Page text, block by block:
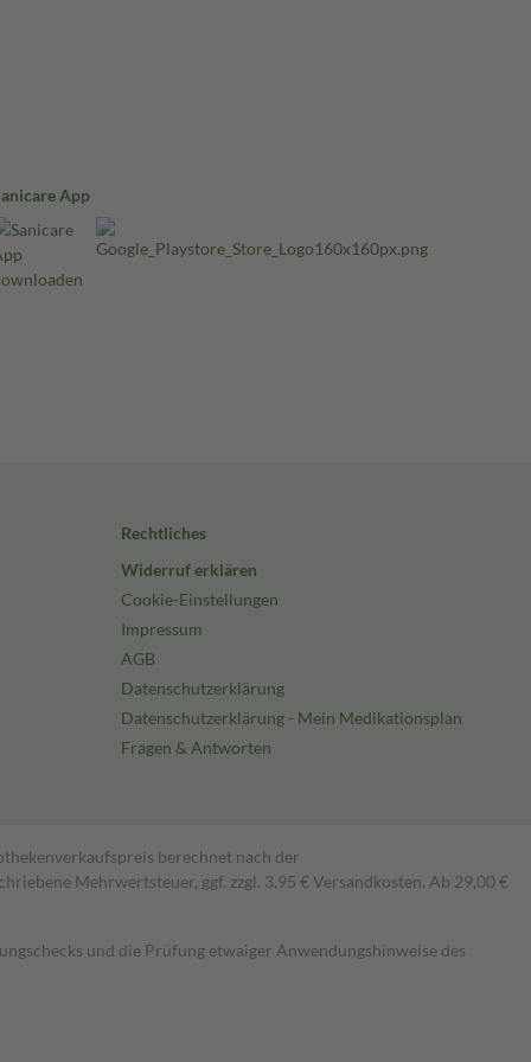
App
Rechtliches
Widerruf erklären
Cookie-Einstellungen
Impressum
AGB
Datenschutzerklärung
Datenschutzerklärung - Mein Medikationsplan
Fragen & Antworten
berechnet nach der
Mehrwertsteuer, ggf. zzgl. 3,95 € Versandkosten. Ab 29,00 €
und die Prüfung etwaiger Anwendungshinweise des